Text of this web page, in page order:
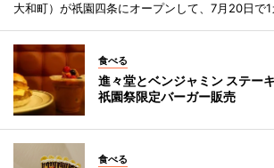
大和町）が祇園四条にオープンして、7月20日で1
食べる
進々堂とベンジャミン ステー
祇園祭限定バーガー販売
食べる